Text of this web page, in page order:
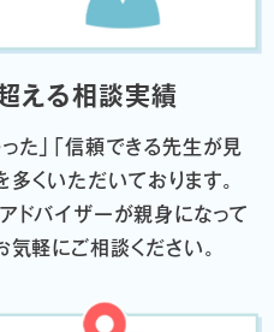
る相談実績
た」「信頼できる先生が見
多くいただいております。
ドバイザーが親身になって
気軽にご相談ください。